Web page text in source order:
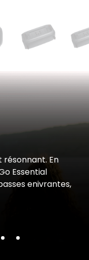
résonnant. En
Essential
enivrantes,